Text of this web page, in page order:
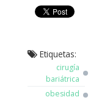
Etiquetas:
cirugía
bariátrica
obesidad